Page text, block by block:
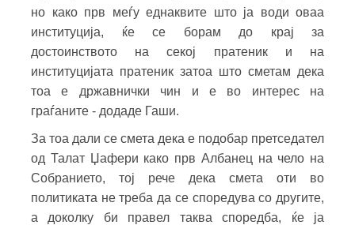
но како прв меѓу еднаквите што ја води оваа
институција, ќе се борам до крај за
достоинството на секој пратеник и на
институцијата пратеник затоа што сметам дека
тоа е државнички чин и е во интерес на
граѓаните - додаде Гаши.
За тоа дали се смета дека е подобар претседател
од Талат Џафери како прв Албанец на чело на
Собранието, тој рече дека смета оти во
политиката не треба да се споредува со другите,
а доколку би правел таква споредба, ќе ја